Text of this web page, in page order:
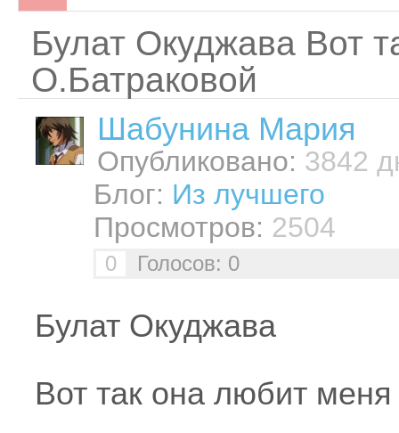
Булат Окуджава Вот
О.Батраковой
Шабунинa Мария
Опубликовано: 3842
Блог: Из лучшего
Просмотров: 2504
0 Голосов: 0
Булат Окуджава
Вот так она любит меня